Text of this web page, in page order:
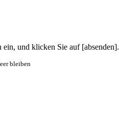
und klicken Sie auf [absenden].
bleiben